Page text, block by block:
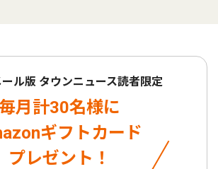
ール版 タウンニュース読者限定
月計30名様に
ギフトカード
プレゼント！